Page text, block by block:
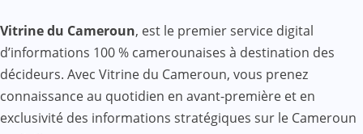
Vitrine du Cameroun, est le premier service digital
d’informations 100 % camerounaises à destination des
décideurs. Avec Vitrine du Cameroun, vous prenez
connaissance au quotidien en avant-première et en
exclusivité des informations stratégiques sur le Cameroun